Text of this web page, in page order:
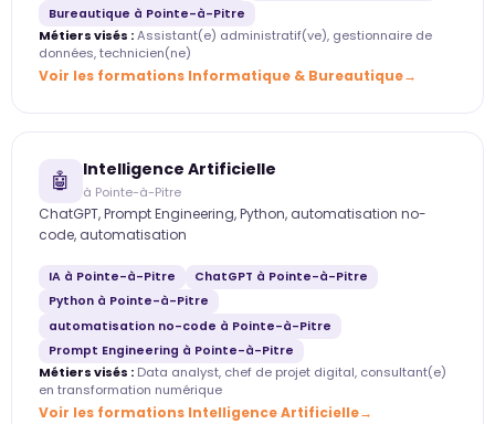
Bureautique à Pointe-à-Pitre
Métiers visés :Assistant(e) administratif(ve), gestionnaire de
données, technicien(ne)
Voir les formations Informatique & Bureautique
🤖 Intelligence Artificielle
à Pointe-à-Pitre
ChatGPT, Prompt Engineering, Python, automatisation no-
code, automatisation
IA à Pointe-à-Pitre
ChatGPT à Pointe-à-Pitre
Python à Pointe-à-Pitre
automatisation no-code à Pointe-à-Pitre
Prompt Engineering à Pointe-à-Pitre
Métiers visés : Data analyst, chef de projet digital, consultant(e)
en transformation numérique
Voir les formations Intelligence Artificielle